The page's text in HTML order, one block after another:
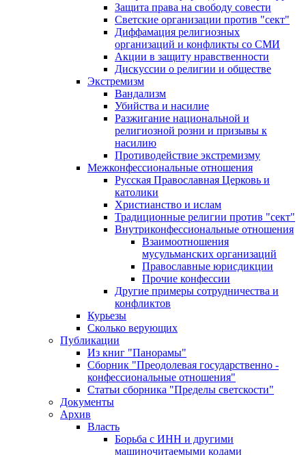
Защита права на свободу совести
Светские организации против "сект"
Диффамация религиозных
организаций и конфликты со СМИ
Акции в защиту нравственности
Дискуссии о религии и обществе
Экстремизм
Вандализм
Убийства и насилие
Разжигание национальной и
религиозной розни и призывы к
насилию
Противодействие экстремизму
Межконфессиональные отношения
Русская Православная Церковь и
католики
Христианство и ислам
Традиционные религии против "сект"
Внутриконфессиональные отношения
Взаимоотношения
мусульманских организаций
Православные юрисдикции
Прочие конфессии
Другие примеры сотрудничества и
конфликтов
Курьезы
Сколько верующих
Публикации
Из книг "Панорамы"
Сборник "Преодолевая государственно -
конфессиональные отношения"
Статьи сборника "Пределы светскости"
Документы
Архив
Власть
Борьба с ИНН и другими
машиночитаемыми кодами